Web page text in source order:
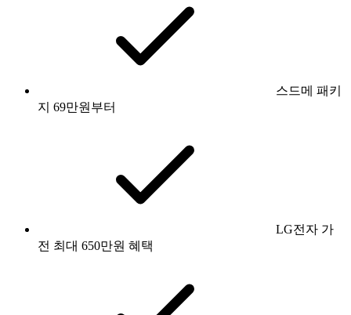
스드메 패키
지 69만원부터
LG전자 가
전 최대 650만원 혜택